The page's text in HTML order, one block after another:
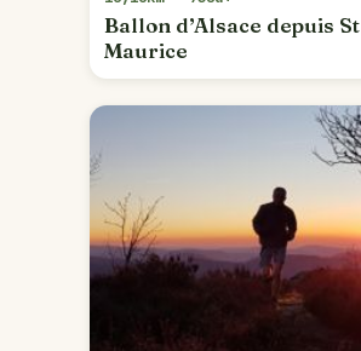
Ballon d’Alsace depuis St
Maurice